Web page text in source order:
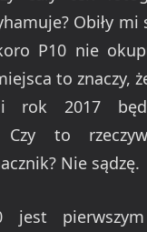
Obiły
P10 nie
to znaczy,
rok 2017
Czy to
Nie sądzę.
jest